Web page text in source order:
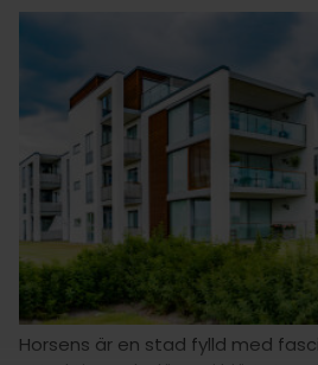
Horsens är en stad fylld med